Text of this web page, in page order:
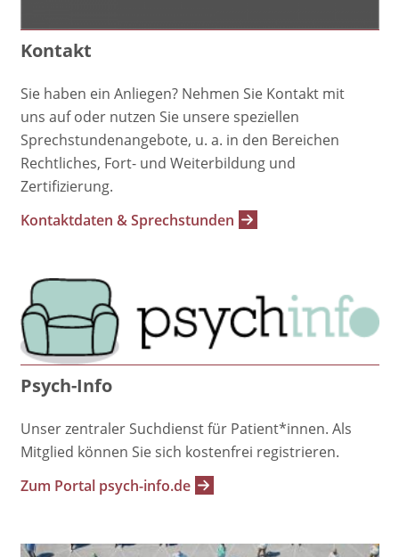
Kontakt
Sie haben ein Anliegen? Nehmen Sie Kontakt mit
uns auf oder nutzen Sie unsere speziellen
Sprechstundenangebote, u. a. in den Bereichen
Rechtliches, Fort- und Weiterbildung und
Zertifizierung.
Kontaktdaten & Sprechstunden
Psych-Info
Unser zentraler Suchdienst für Patient*innen. Als
Mitglied können Sie sich kostenfrei registrieren.
Zum Portal psych-info.de